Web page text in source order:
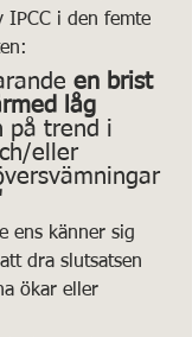
IPCC i den femte
en brist
låg
på trend i
eller
ens känner sig
dra slutsatsen
ökar eller